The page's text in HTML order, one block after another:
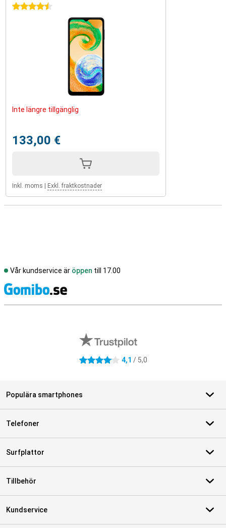
4.5 stjärnor
Inte längre tillgänglig
133,00 €
Inkl. moms Exkl. fraktkostnader
Vår kundservice är öppen till 17.00
4.1 stjärnor 4,1 / 5,0
Populära smartphones
Telefoner
Surfplattor
Tillbehör
Kundservice